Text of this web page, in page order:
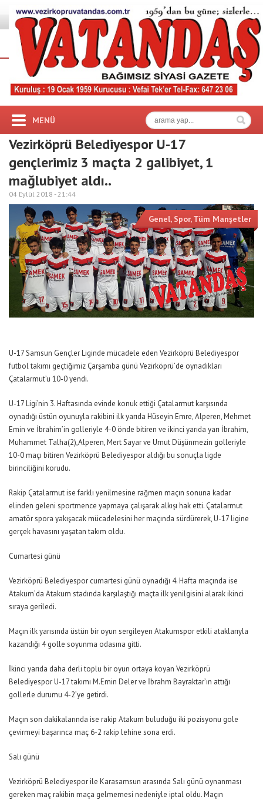
MENÜ
Vezirköprü Belediyespor U-17
gençlerimiz 3 maçta 2 galibiyet, 1
mağlubiyet aldı..
04 Eylül 2018 -21:44
Genel, Spor,Tüm Manşetler
U-17 Samsun Gençler Liginde mücadele eden Vezirköprü Belediyespor
futbol takımı geçtiğimiz Çarşamba günü Vezirköprü’de oynadıkları
Çatalarmut’u 10-0 yendi.
U-17 Ligi’nin 3. Haftasında evinde konuk ettiği Çatalarmut karşısında
oynadığı üstün oyunuyla rakibini ilk yarıda Hüseyin Emre, Alperen, Mehmet
Emin ve İbrahim’in golleriyle 4-0 önde bitiren ve ikinci yarıda yarı İbrahim,
Muhammet Talha(2),Alperen, Mert Sayar ve Umut Düşünmezin golleriyle
10-0 maçı bitiren Vezirköprü Belediyespor aldığı bu sonuçla ligde
birinciliğini korudu.
Rakip Çatalarmut ise farklı yenilmesine rağmen maçın sonuna kadar
elinden geleni sportmence yapmaya çalışarak alkışı hak etti. Çatalarmut
amatör spora yakışacak mücadelesini her maçında sürdürerek, U-17 ligine
gerçek havasını yaşatan takım oldu.
Cumartesi günü
Vezirköprü Belediyespor cumartesi günü oynadığı 4. Hafta maçında ise
Atakum’da Atakum stadında karşılaştığı maçta ilk yenilgisini alarak ikinci
sıraya geriledi.
Maçın ilk yarısında üstün bir oyun sergileyen Atakumspor etkili ataklarıyla
kazandığı 4 golle soyunma odasına gitti.
İkinci yarıda daha derli toplu bir oyun ortaya koyan Vezirköprü
Belediyespor U-17 takımı M.Emin Deler ve İbrahm Bayraktar’ın attığı
gollerle durumu 4-2’ye getirdi.
Maçın son dakikalarında ise rakip Atakum buluduğu iki pozisyonu gole
çevirmeyi başarınca maç 6-2 rakip lehine sona erdi.
Salı günü
Vezirköprü Belediyespor ile Karasamsun arasında Salı günü oynanması
gereken maç rakibin maça gelmemesi nedeniyle iptal oldu. Maçın